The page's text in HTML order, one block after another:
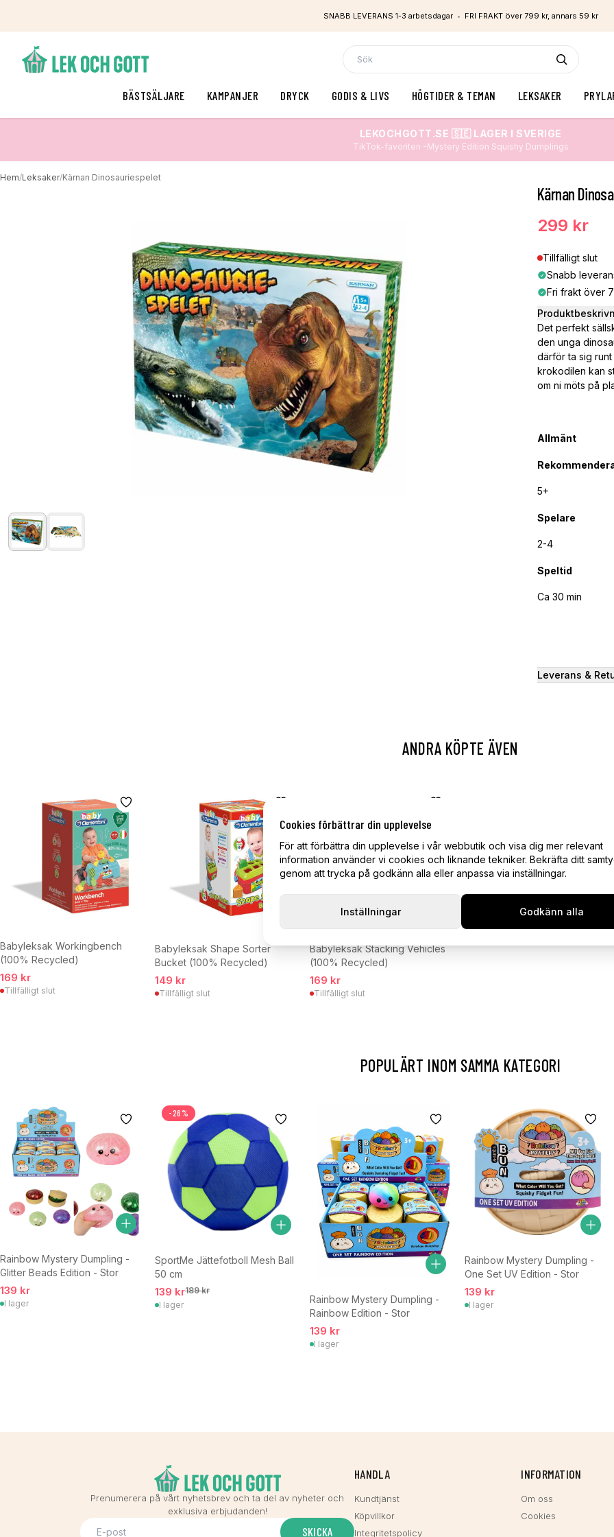
Cookies förbättrar din upplevelse
För att förbättra din upplevelse i vår webbutik och visa dig mer relevant
information använder vi cookies och liknande tekniker. Bekräfta ditt
genom att trycka på godkänn alla eller anpassa via inställningar.
Inställningar Godkänn alla
SNABB LEVERANS 1-3 arbetsdagar • FRI FRAKT över 799 kr, annars 59 kr
BÄSTSÄLJARE KAMPANJER DRYCK GODIS & LIVS HÖGTIDER & TEMAN LEKSAKER
LEKOCHGOTT.SE 🇸🇪 LAGER I SVERIGE
TikTok-favoriten -Mystery Edition Squishy Dumplings
Hem/Leksaker/Kärnan Dinosauriespelet
Kärnan
299 kr
Tillfälligt slut
Snabb
Fri frakt över
Det perfekt
den unga
därför ta sig
krokodilen kan
om ni möts på
Allmänt
5+
Spelare
2-4
Speltid
Ca 30 min
Leverans &
ANDRA KÖPTE ÄVEN
Babyleksak Workingbench
(100% Recycled)
169 kr
Tillfälligt slut
Babyleksak Shape Sorter
Bucket (100% Recycled)
149 kr
Tillfälligt slut
Babyleksak Stacking Vehicles
(100% Recycled)
169 kr
Tillfälligt slut
POPULÄRT INOM SAMMA KATEGORI
Rainbow Mystery Dumpling -
Glitter Beads Edition - Stor
139 kr
I lager
-26%
SportMe Jättefotboll Mesh Ball
50 cm
139 kr189 kr
I lager
Rainbow Mystery Dumpling -
Rainbow Edition - Stor
139 kr
I lager
Rainbow Mystery Dumpling -
One Set UV Edition - Stor
139 kr
I lager
Prenumerera på vårt nyhetsbrev och ta del av nyheter och
exklusiva erbjudanden!
SKICKA
HANDLA
Kundtjänst
Köpvillkor
Integritetspolicy
INFORMATION
Om oss
Cookies